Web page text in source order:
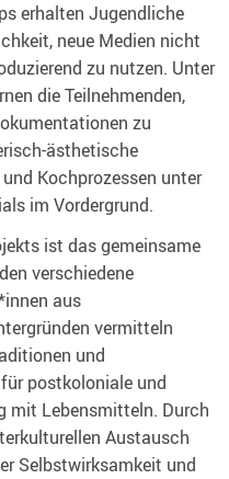
erhalten Jugendliche
neue Medien nicht
zu nutzen. Unter
die Teilnehmenden,
zu
ästhetische
Kochprozessen unter
im Vordergrund.
ist das gemeinsame
verschiedene
aus
vermitteln
und
postkoloniale und
mit Lebensmitteln. Durch
Austausch
Selbstwirksamkeit und